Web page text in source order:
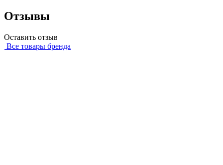
Отзывы
Оставить отзыв
Все товары бренда